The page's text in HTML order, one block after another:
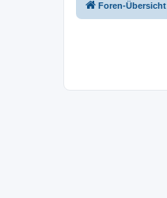
Foren-Übersicht